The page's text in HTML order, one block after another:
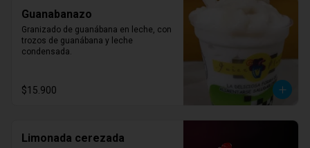
Guanabanazo
Granizado de guanábana en leche, con
trozos de guanábana y leche
condensada.
$15.900
Limonada cerezada